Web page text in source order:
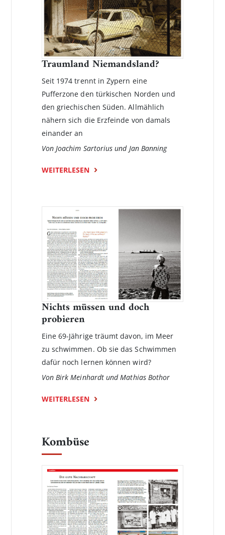
Traumland Niemandsland?
Seit 1974 trennt in Zypern eine
Pufferzone den türkischen Norden und
den griechischen Süden. Allmählich
nähern sich die Erzfeinde von damals
einander an
Von Joachim Sartorius und Jan Banning
WEITERLESEN
Nichts müssen und doch
probieren
Eine 69-Jährige träumt davon, im Meer
zu schwimmen. Ob sie das Schwimmen
dafür noch lernen können wird?
Von Birk Meinhardt und Mathias Bothor
WEITERLESEN
Kombüse